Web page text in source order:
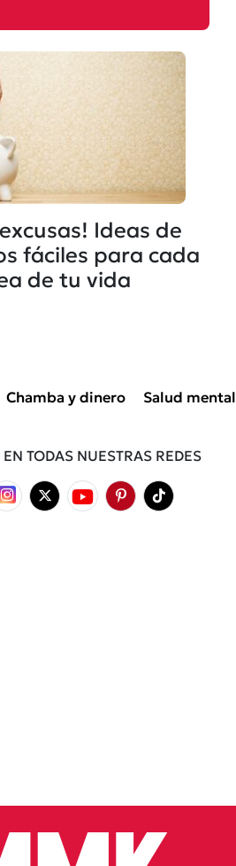
Ideas de
fáciles para cada
de tu vida
Chamba y dinero Salud mental
TODAS NUESTRAS REDES